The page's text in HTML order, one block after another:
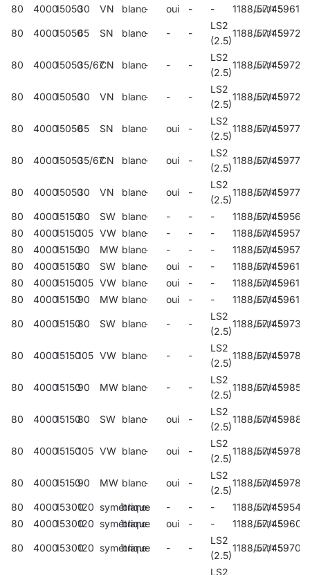
80
40001505030 VN blanc- oui - - 1188/57/45
80 40001505065 SN blanc- - -
LS2
(2.5)
1188/57/45
80 40001505035/67CN blanc- - -
LS2
(2.5)
1188/57/45
80 40001505030 VN blanc- - -
LS2
(2.5)
1188/57/45
80 40001505065 SN blanc- oui -
LS2
(2.5)
1188/57/45
80 40001505035/67CN blanc- oui -
LS2
(2.5)
1188/57/45
80 40001505030 VN blanc- oui -
LS2
(2.5)
1188/57/45
80 40001515080 SW blanc- - - - 1188/57/45
80
400015150105 VW blanc- - - - 1188/57/45595721
80
40001515090 MW blanc- - - - 1188/57/45
80
40001515080 SW blanc- oui - - 1188/57/45
80
400015150105 VW blanc- oui - - 1188/57/45
80
40001515090 MW blanc- oui - - 1188/57/45
80 40001515080 SW blanc- - -
LS2
(2.5)
1188/57/45
80 400015150105 VW blanc- - -
LS2
(2.5)
1188/57/45
80 40001515090 MW blanc- - -
LS2
(2.5)
1188/57/45
80 40001515080 SW blanc- oui -
LS2
(2.5)
1188/57/45
80 400015150105 VW blanc- oui -
LS2
(2.5)
1188/57/45
80 40001515090 MW blanc- oui -
LS2
(2.5)
1188/57/45
80 400015300120 symétrique
blanc- - - - 1188/57/45
80
400015300120 symétrique
blanc- oui - - 1188/57/45
80 400015300120 symétrique
blanc- - -
LS2
(2.5)
1188/57/45
LS2